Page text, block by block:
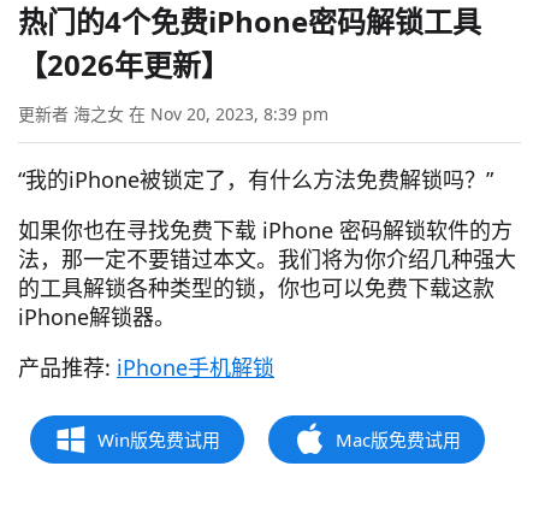
热门的4个免费iPhone密码解锁工具
【2026年更新】
更新者 海之女 在 Nov 20, 2023, 8:39 pm
“我的iPhone被锁定了，有什么方法免费解锁吗？”
如果你也在寻找免费下载 iPhone 密码解锁软件的方
法，那一定不要错过本文。我们将为你介绍几种强大
的工具解锁各种类型的锁，你也可以免费下载这款
iPhone解锁器。
产品推荐: iPhone手机解锁
Win版免费试用 Mac版免费试用